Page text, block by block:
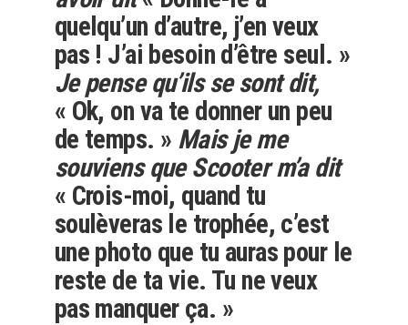
quelqu’un d’autre, j’en veux
pas ! J’ai besoin d’être seul. »
Je pense qu’ils se sont dit,
« Ok, on va te donner un peu
de temps. » Mais je me
souviens que Scooter m’a dit
« Crois-moi, quand tu
soulèveras le trophée, c’est
une photo que tu auras pour le
reste de ta vie. Tu ne veux
pas manquer ça. »